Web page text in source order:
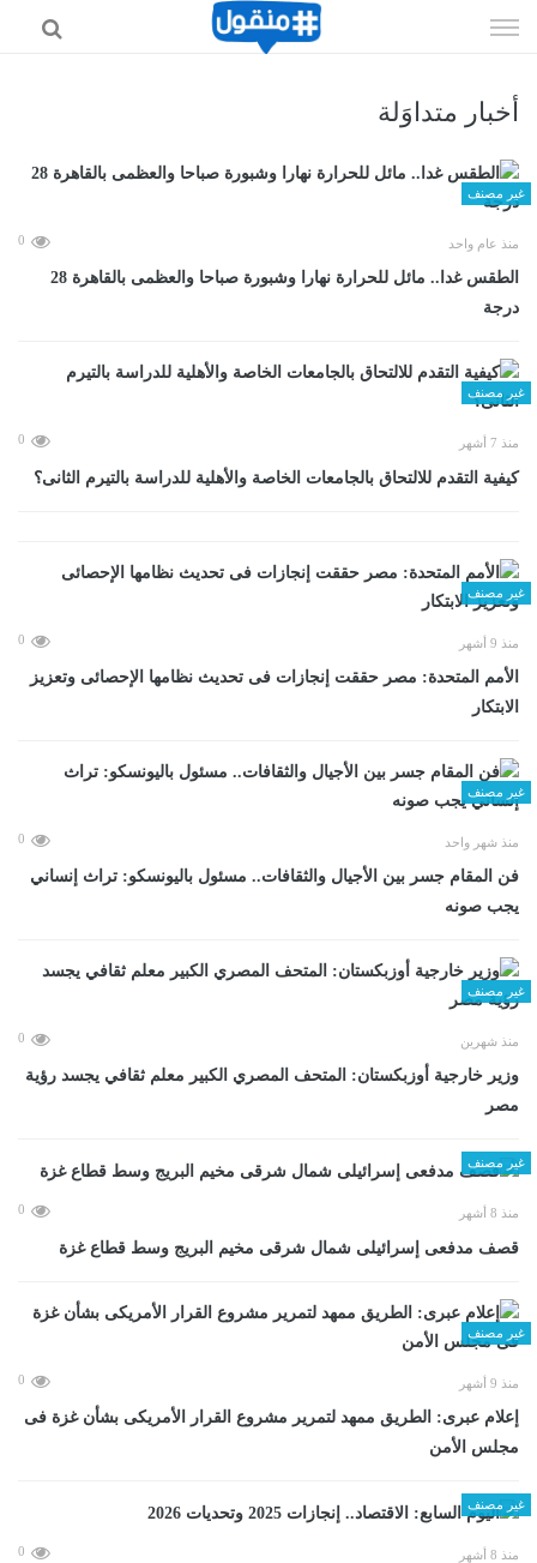
الى
أخبار متداوَلة
غير مصنف
منذ عام واحد 0
الطقس غدا.. مائل للحرارة نهارا وشبورة صباحا والعظمى بالقاهرة 28
درجة
غير مصنف
منذ 7 أشهر 0
كيفية التقدم للالتحاق بالجامعات الخاصة والأهلية للدراسة بالتيرم الثانى؟
غير مصنف
منذ 9 أشهر 0
الأمم المتحدة: مصر حققت إنجازات فى تحديث نظامها الإحصائى وتعزيز
الابتكار
غير مصنف
منذ شهر واحد 0
فن المقام جسر بين الأجيال والثقافات.. مسئول باليونسكو: تراث إنساني
يجب صونه
غير مصنف
منذ شهرين 0
وزير خارجية أوزبكستان: المتحف المصري الكبير معلم ثقافي يجسد رؤية
مصر
غير مصنف
منذ 8 أشهر 0
قصف مدفعى إسرائيلى شمال شرقى مخيم البريج وسط قطاع غزة
غير مصنف
منذ 9 أشهر 0
إعلام عبرى: الطريق ممهد لتمرير مشروع القرار الأمريكى بشأن غزة فى
مجلس الأمن
غير مصنف
منذ 8 أشهر 0